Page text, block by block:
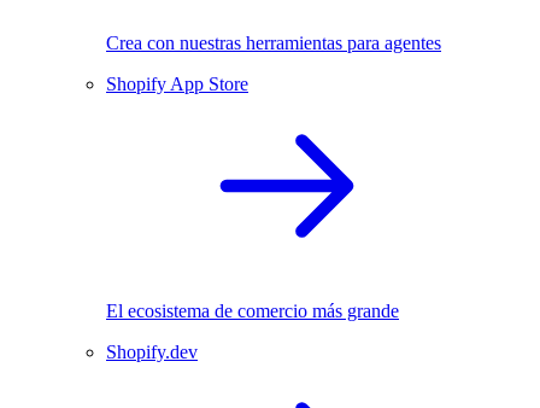
Crea con nuestras herramientas para agentes
Shopify App Store
El ecosistema de comercio más grande
Shopify.dev